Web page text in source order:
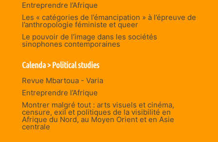
Entreprendre l’Afrique
Les « catégories de l’émancipation » à l’épreuve de
l’anthropologie féministe et queer
Le pouvoir de l’image dans les sociétés
sinophones contemporaines
Calenda > Political studies
Revue Mbartoua - Varia
Entreprendre l’Afrique
Montrer malgré tout : arts visuels et cinéma,
censure, exil et politiques de la visibilité en
Afrique du Nord, au Moyen Orient et en Asie
centrale